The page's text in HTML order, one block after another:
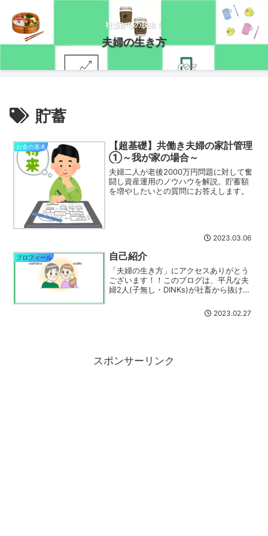
社畜からの脱出！
夫婦の生き方
貯蓄
お金の基本
【超基礎】共働き夫婦の家計管理
①～我が家の場合～
夫婦二人が老後2000万円問題に対して奮
闘し資産運用のノウハウを解説。貯蓄額
を増やしたいとの質問にお答えします。
2023.03.06
プロフィール 自己紹介
「夫婦の生き方」にアクセスありがとう
ございます！！このブログは、平凡な夫
婦2人(子無し・DINKs)が社畜から抜け出
「資産運用・節約・貯蓄・日常」につい
て綴るブログです。夫婦ともに資産運用
2023.02.27
スポンサーリンク